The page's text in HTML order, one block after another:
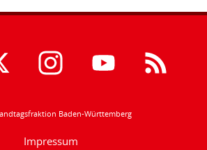
Baden-Württemberg
Impressum